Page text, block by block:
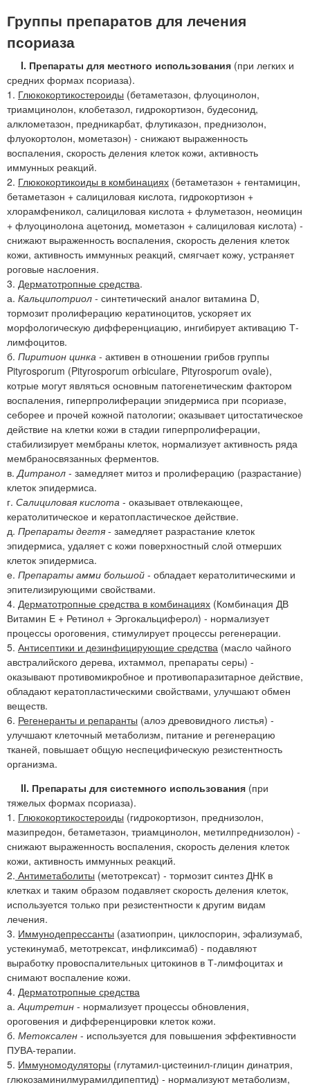
Группы препаратов для лечения
псориаза
I. Препараты для местного использования (при легких и
средних формах псориаза).
1. Глюкокортикостероиды (бетаметазон, флуоцинолон,
триамцинолон, клобетазол, гидрокортизон, будесонид,
алклометазон, предникарбат, флутиказон, преднизолон,
флуокортолон, мометазон) - снижают выраженность
воспаления, скорость деления клеток кожи, активность
иммунных реакций.
2. Глюкокортикоиды в комбинациях (бетаметазон + гентамицин,
бетаметазон + салициловая кислота, гидрокортизон +
хлорамфеникол, салициловая кислота + флуметазон, неомицин
+ флуоцинолона ацетонид, мометазон + салициловая кислота) -
снижают выраженность воспаления, скорость деления клеток
кожи, активность иммунных реакций, смягчает кожу, устраняет
роговые наслоения.
3. Дерматотропные средства.
а. Кальципотриол - синтетический аналог витамина D,
тормозит пролиферацию кератиноцитов, ускоряет их
морфологическую дифференциацию, ингибирует активацию Т-
лимфоцитов.
б. Пиритион цинка - активен в отношении грибов группы
Pityrosporum (Pityrosporum orbiculare, Pityrosporum ovale),
котрые могут являться основным патогенетическим фактором
воспаления, гиперпролиферации эпидермиса при псориазе,
себорее и прочей кожной патологии; оказывает цитостатическое
действие на клетки кожи в стадии гиперпролиферации,
стабилизирует мембраны клеток, нормализует активность ряда
мембраносвязанных ферментов.
в.Дитранол - замедляет митоз и пролиферацию (разрастание)
клеток эпидермиса.
г. Салициловая кислота - оказывает отвлекающее,
кератолитическое и кератопластическое действие.
д. Препараты дегтя - замедляет разрастание клеток
эпидермиса, удаляет с кожи поверхностный слой отмерших
клеток эпидермиса.
е. Препараты амми большой - обладает кератолитическими и
эпителизирующими свойствами.
4. Дерматотропные средства в комбинациях (Комбинация ДВ
Витамин Е + Ретинол + Эргокальциферол) - нормализует
процессы ороговения, стимулирует процессы регенерации.
5. Антисептики и дезинфицирующие средства (масло чайного
австралийского дерева, ихтаммол, препараты серы) -
оказывают противомикробное и противопаразитарное действие,
обладают кератопластическими свойствами, улучшают обмен
веществ.
6. Регенеранты и репаранты (алоэ древовидного листья) -
улучшают клеточный метаболизм, питание и регенерацию
тканей, повышает общую неспецифическую резистентность
организма.
II. Препараты для системного использования (при
тяжелых формах псориаза).
1. Глюкокортикостероиды (гидрокортизон, преднизолон,
мазипредон, бетаметазон, триамцинолон, метилпреднизолон) -
снижают выраженность воспаления, скорость деления клеток
кожи, активность иммунных реакций.
2. Антиметаболиты (метотрексат) - тормозит синтез ДНК в
клетках и таким образом подавляет скорость деления клеток,
используется только при резистентности к другим видам
лечения.
3. Иммунодепрессанты (азатиоприн, циклоспорин, эфализумаб,
устекинумаб, метотрексат, инфликсимаб) - подавляют
выработку провоспалительных цитокинов в Т-лимфоцитах и
снимают воспаление кожи.
4. Дерматотропные средства
а.Ацитретин - нормализует процессы обновления,
ороговения и дифференцировки клеток кожи.
б. Метоксален - используется для повышения эффективности
ПУВА-терапии.
5. Иммуномодуляторы (глутамил-цистеинил-глицин динатрия,
глюкозаминилмурамилдипептид) - нормализуют метаболизм,